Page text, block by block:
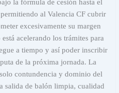
la fórmula de cesión hasta el
al Valencia CF cubrir
excesivamente su margen
acelerando los trámites para
a tiempo y así poder inscribir
de la próxima jornada. La
contundencia y dominio del
salida de balón limpia, cualidad